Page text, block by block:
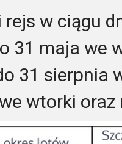
w ciągu
31 maja we
31 sierpnia
wtorki oraz